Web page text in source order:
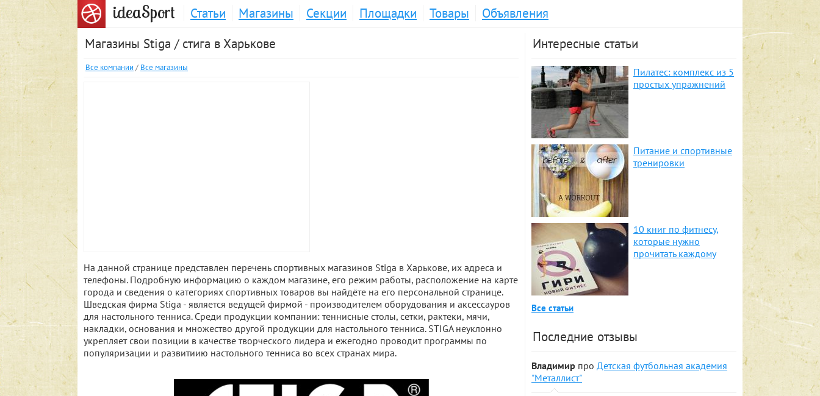
ideaSport Статьи Магазины Секции Площадки Товары
Объявления
Магазины Stiga / стига в Харькове
Все компании / Все магазины
На данной странице представлен перечень спортивных магазинов Stiga в Харькове, их адреса и
телефоны. Подробную информацию о каждом магазине, его режим работы, расположение на карте
города и сведения о категориях спортивных товаров вы найдёте на его персональной странице.
Шведская фирма Stiga - является ведущей фирмой - производителем оборудования и аксессауров
для настольного тенниса. Среди продукции компании: теннисные столы, сетки, рактеки, мячи,
накладки, основания и множество другой продукции для настольного тенниса. STIGA неуклонно
укрепляет свои позиции в качестве творческого лидера и ежегодно проводит программы по
популяризации и развитиию настольного тенниса во всех странах мира.
Интересные статьи
Пилатес: комплекс из 5
простых упражнений
Питание и спортивные
тренировки
10 книг по фитнесу,
которые нужно
прочитать каждому
Все статьи
Последние отзывы
Владимир про Детская футбольная академия
"Металлист"